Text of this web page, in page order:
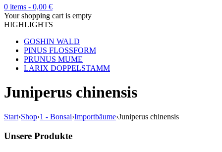
0 items - 0,00 €
Your shopping cart is empty
HIGHLIGHTS
GOSHIN WALD
PINUS FLOSSFORM
PRUNUS MUME
LARIX DOPPELSTAMM
Juniperus chinensis
Start›Shop›1 - Bonsai›Importbäume›Juniperus chinensis
Unsere Produkte